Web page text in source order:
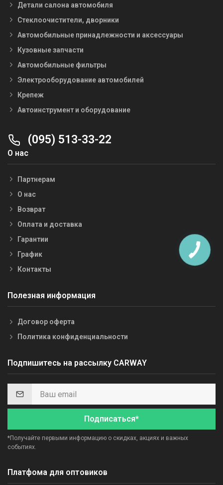
Детали салона автомобиля
Стеклоочистители, дворники
Автомобильные принадлежности и аксессуары
Кузовные запчасти
Автомобильные фильтры
Электрооборудование автомобилей
Крепеж
Автоинструмент и оборудование
(095) 513-33-22
О нас
Партнерам
О нас
Возврат
Оплата и доставка
Гарантии
График
Контакты
Полезная информация
Договор оферта
Политика конфиденциальности
Подпишитесь на рассылку CARWAY
Подписаться*
*Получайте первыми информацию о скидках, акциях и важных
событиях.
Платфома для оптовиков